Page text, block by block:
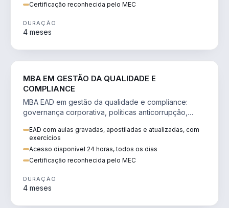
Certificação reconhecida pelo MEC
DURAÇÃO
4 meses
MBA EM GESTÃO DA QUALIDADE E
COMPLIANCE
MBA EAD em gestão da qualidade e compliance:
governança corporativa, políticas anticorrupção,
EAD com aulas gravadas, apostiladas e atualizadas, com
exercícios
Acesso disponível 24 horas, todos os dias
Certificação reconhecida pelo MEC
DURAÇÃO
4 meses